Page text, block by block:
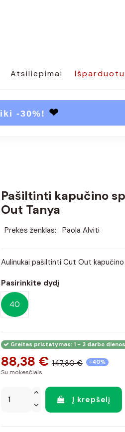
Atsiliepimai
iki -30%! ❤
Pašiltinti kapučino
Out Tanya
Prekės ženklas: Paola Alviti
Aulinukai pašiltinti Cut Out
Pasirinkite dydį
40
Greitas pristatymas: 1 - 3 darbo dienos
88,38 € 147,30 € -40%
Su mokesčiais
Į krepšelį